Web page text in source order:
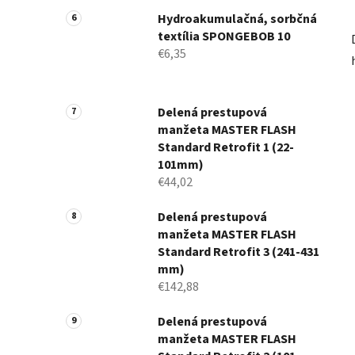
Hydroakumulačná, sorbčná
textília SPONGEBOB 10
€6,35
Delená prestupová
manžeta MASTER FLASH
Standard Retrofit 1 (22-
101mm)
€44,02
Delená prestupová
manžeta MASTER FLASH
Standard Retrofit 3 (241-431
mm)
€142,88
Delená prestupová
manžeta MASTER FLASH